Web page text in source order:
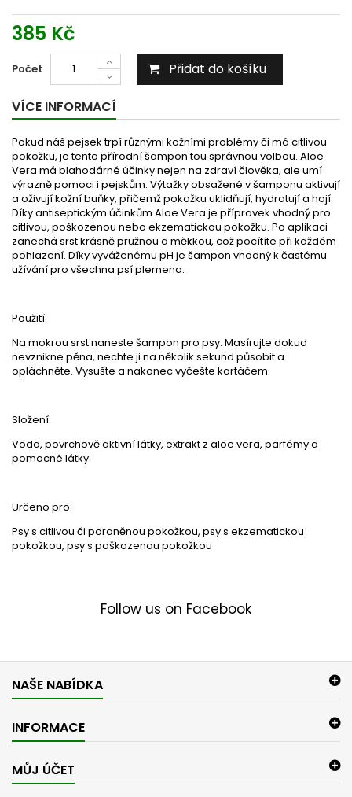
385 Kč
Počet Přidat do košíku
VÍCE INFORMACÍ
Pokud náš pejsek trpí různými kožními problémy či má citlivou
pokožku, je tento přírodní šampon tou správnou volbou. Aloe
Vera má blahodárné účinky nejen na zdraví člověka, ale umí
výrazně pomoci i pejskům. Výtažky obsažené v šamponu aktivují
a oživují kožní buňky, přičemž pokožku uklidňují, hydratují a hojí.
Díky antiseptickým účinkům Aloe Vera je přípravek vhodný pro
citlivou, poškozenou nebo ekzematickou pokožku. Po aplikaci
zanechá srst krásně pružnou a měkkou, což pocítíte při každém
pohlazení. Díky vyváženému pH je šampon vhodný k častému
užívání pro všechna psí plemena.
Použití:
Na mokrou srst naneste šampon pro psy. Masírujte dokud
nevznikne pěna, nechte ji na několik sekund působit a
opláchněte. Vysušte a nakonec vyčešte kartáčem.
Složení:
Voda, povrchově aktivní látky, extrakt z aloe vera, parfémy a
pomocné látky.
Určeno pro:
Psy s citlivou či poraněnou pokožkou, psy s ekzematickou
pokožkou, psy s poškozenou pokožkou
Follow us on Facebook
NAŠE NABÍDKA
INFORMACE
MŮJ ÚČET